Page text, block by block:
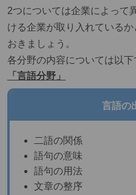
2つについては企業によって
ける企業が取り入れている
おきましょう。
各分野の内容については以下
「言語分野」
言語の
二語の関係
語句の意味
語句の用法
文章の整序